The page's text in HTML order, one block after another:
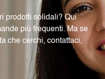
prodotti solidali? Qui
più frequenti. Ma se
che cerchi, contattaci,